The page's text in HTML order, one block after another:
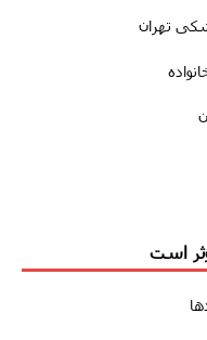
تهران
است